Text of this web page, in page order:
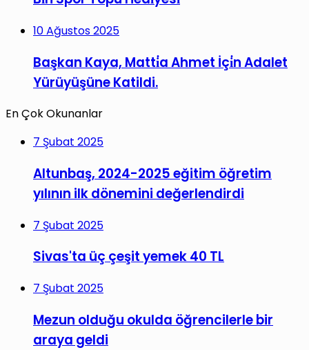
10 Ağustos 2025
Başkan Kaya, Matti̇a Ahmet İçi̇n Adalet
Yürüyüşüne Katildi.
En Çok Okunanlar
7 Şubat 2025
Altunbaş, 2024-2025 eğitim öğretim
yılının ilk dönemini değerlendirdi
7 Şubat 2025
Sivas'ta üç çeşit yemek 40 TL
7 Şubat 2025
Mezun olduğu okulda öğrencilerle bir
araya geldi